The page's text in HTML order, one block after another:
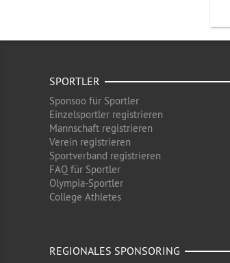
SPORTLER
Sponsoo für Sportler
Einzelsportler registrieren
Mannschaft registrieren
Verein registrieren
Sportverband registrieren
FAQ für Sportler
Olympia-Sportler
College Athletes
REGIONALES SPONSORING